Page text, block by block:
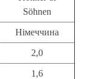
Söhnen
Німеччина
2,0
1,6